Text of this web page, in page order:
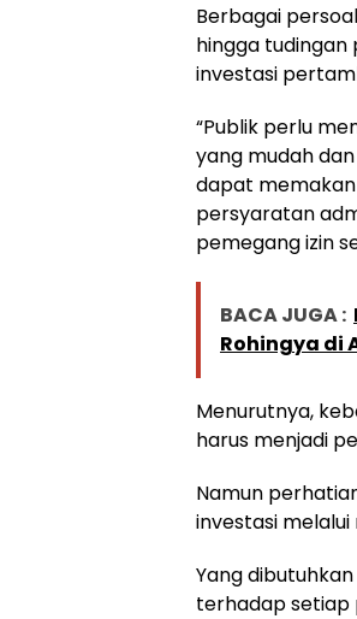
Berbagai
hingga
investasi
“Publik perlu
yang mudah
dapat
persyaratan
pemegang izin
BACA JUGA :
Rohingya di
Menurutnya,
harus menjadi
Namun
investasi
Yang
terhadap setiap